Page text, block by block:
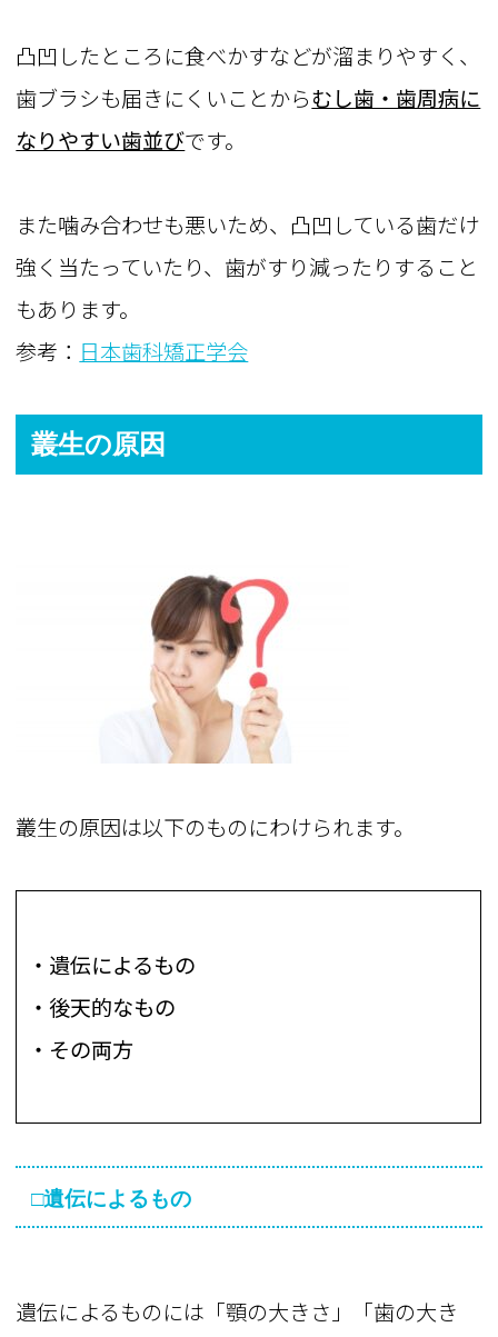
凸凹したところに食べかすなどが溜まりやすく、
歯ブラシも届きにくいことからむし歯・歯周病に
なりやすい歯並びです。
また噛み合わせも悪いため、凸凹している歯だけ
強く当たっていたり、歯がすり減ったりすること
もあります。
参考： 日本歯科矯正学会
叢生の原因
叢生の原因は以下のものにわけられます。
・遺伝によるもの
・後天的なもの
・その両方
□遺伝によるもの
遺伝によるものには「顎の大きさ」「歯の大き